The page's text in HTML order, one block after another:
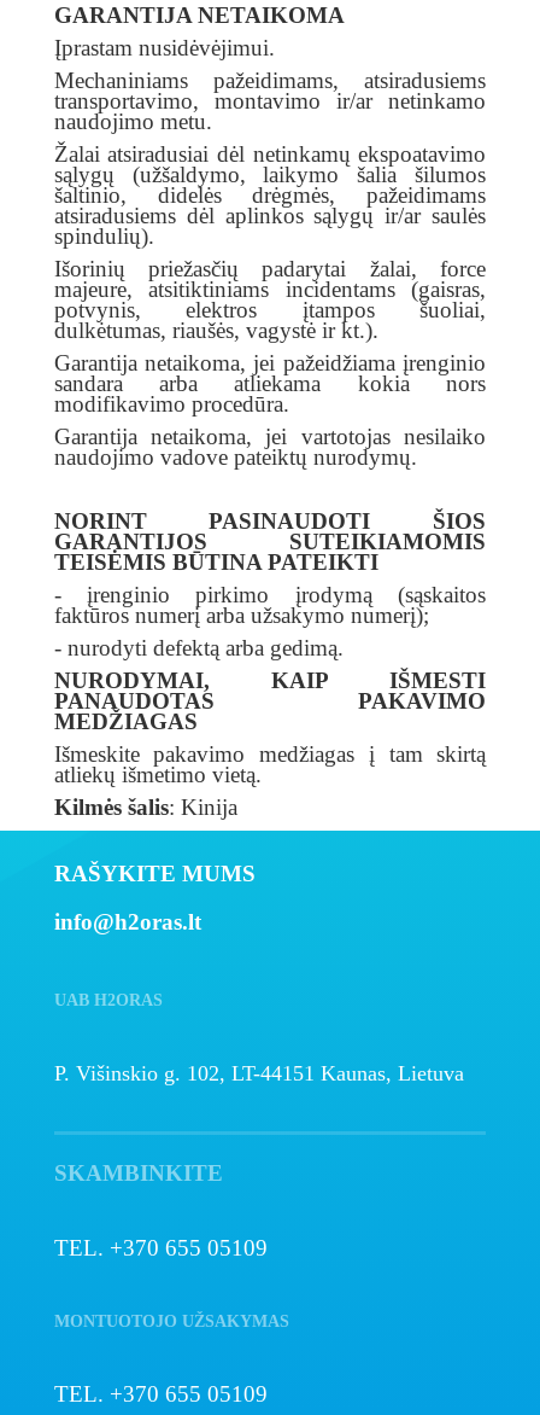
GARANTIJA NETAIKOMA
Įprastam nusidėvėjimui.
Mechaniniams pažeidimams, atsiradusiems
transportavimo, montavimo ir/ar netinkamo
naudojimo metu.
Žalai atsiradusiai dėl netinkamų ekspoatavimo
sąlygų (užšaldymo, laikymo šalia šilumos
šaltinio, didelės drėgmės, pažeidimams
atsiradusiems dėl aplinkos sąlygų ir/ar saulės
spindulių).
Išorinių priežasčių padarytai žalai, force
majeure, atsitiktiniams incidentams (gaisras,
potvynis, elektros įtampos šuoliai,
dulkėtumas, riaušės, vagystė ir kt.).
Garantija netaikoma, jei pažeidžiama įrenginio
sandara arba atliekama kokia nors
modifikavimo procedūra.
Garantija netaikoma, jei vartotojas nesilaiko
naudojimo vadove pateiktų nurodymų.
NORINT PASINAUDOTI ŠIOS
GARANTIJOS SUTEIKIAMOMIS
TEISĖMIS BŪTINA PATEIKTI
- įrenginio pirkimo įrodymą (sąskaitos
faktūros numerį arba užsakymo numerį);
- nurodyti defektą arba gedimą.
NURODYMAI, KAIP IŠMESTI
PANAUDOTAS PAKAVIMO
MEDŽIAGAS
Išmeskite pakavimo medžiagas į tam skirtą
atliekų išmetimo vietą.
Kilmės šalis: Kinija
RAŠYKITE MUMS
info@h2oras.lt
UAB H2ORAS
P. Višinskio g. 102, LT-44151 Kaunas, Lietuva
SKAMBINKITE
TEL. +370 655 05109
MONTUOTOJO UŽSAKYMAS
TEL. +370 655 05109